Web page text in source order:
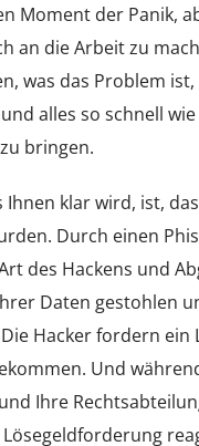
Moment der Panik,
an die Arbeit zu
was das Problem ist,
alles so schnell
bringen.
Ihnen klar wird, ist,
Durch einen
des Hackens und
Daten gestohlen
Hacker fordern ein
Und
Ihre